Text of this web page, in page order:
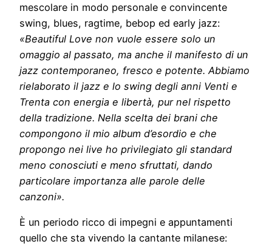
mescolare in modo personale e convincente
swing, blues, ragtime, bebop ed early jazz:
«Beautiful Love non vuole essere solo un
omaggio al passato, ma anche il manifesto di un
jazz contemporaneo, fresco e potente. Abbiamo
rielaborato il jazz e lo swing degli anni Venti e
Trenta con energia e libertà, pur nel rispetto
della tradizione. Nella scelta dei brani che
compongono il mio album d’esordio e che
propongo nei live ho privilegiato gli standard
meno conosciuti e meno sfruttati, dando
particolare importanza alle parole delle
canzoni».
È un periodo ricco di impegni e appuntamenti
quello che sta vivendo la cantante milanese: